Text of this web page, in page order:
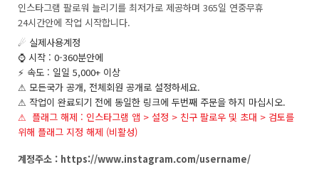
5점 만점에
점으로
평가됨
인스타그램 팔로워 늘리기를 최저가로 제공하며 365일 연중무휴
24시간안에 작업 시작합니다.
☄ 실제사용계정
⌚️ 시작 : 0-360분안에
⚡ 속도 : 일일 5,000+ 이상
⚠ 모든국가 공개, 전체회원 공개로 설정하세요.
⚠ 작업이 완료되기 전에 동일한 링크에 두번째 주문을 하지 마십시오.
⚠ 플래그 해제 : 인스타그램 앱 > 설정 > 친구 팔로우 및 초대 > 검토를
위해 플래그 지정 해제 (비활성)
계정주소 : https://www.instagram.com/username/